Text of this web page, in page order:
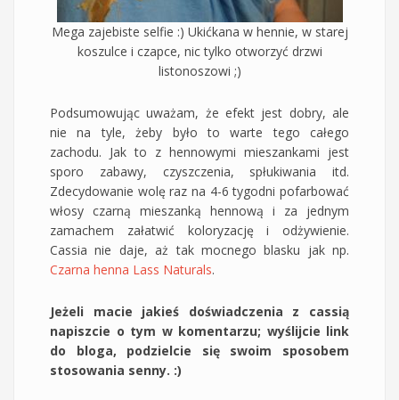
Mega zajebiste selfie :) Ukićkana w hennie, w starej
koszulce i czapce, nic tylko otworzyć drzwi
listonoszowi ;)
Podsumowując uważam, że efekt jest dobry, ale
nie na tyle, żeby było to warte tego całego
zachodu. Jak to z hennowymi mieszankami jest
sporo zabawy, czyszczenia, spłukiwania itd.
Zdecydowanie wolę raz na 4-6 tygodni pofarbować
włosy czarną mieszanką hennową i za jednym
zamachem załatwić koloryzację i odżywienie.
Cassia nie daje, aż tak mocnego blasku jak np.
Czarna henna Lass Naturals.
Jeżeli macie jakieś doświadczenia z cassią
napiszcie o tym w komentarzu; wyślijcie link
do bloga, podzielcie się swoim sposobem
stosowania senny. :)